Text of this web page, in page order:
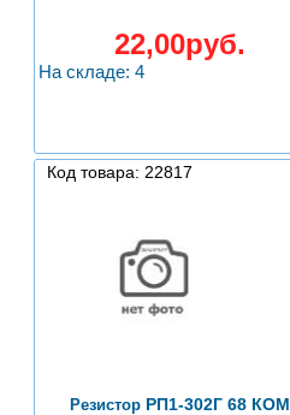
22,00руб.
На складе: 4
Код товара: 22817
РезисторРП1-302Г 68 КОМ